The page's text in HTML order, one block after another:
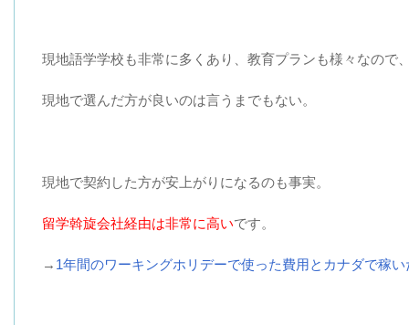
現地語学学校も非常に多くあり、教育プランも様々なので
現地で選んだ方が良いのは言うまでもない。
現地で契約した方が安上がりになるのも事実。
留学斡旋会社経由は非常に高いです。
→ 1年間のワーキングホリデーで使った費用とカナダで稼